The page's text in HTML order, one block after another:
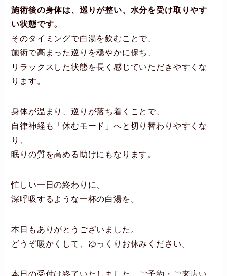
施術後の身体は、巡りが整い、水分を受け取りやす
い状態です。
そのタイミングで白湯を飲むことで、
施術で高まった巡りを穏やかに保ち、
リラックスした状態を長く感じていただきやすくな
ります。
身体が温まり、巡りが落ち着くことで、
自律神経も「休むモード」へと切り替わりやすくな
り、
眠りの質を高める助けにもなります。
忙しい一日の終わりに、
深呼吸するような一杯の白湯を。
本日もありがとうございました。
どうぞ暖かくして、ゆっくりお休みください。
本日の受付は終了いたしました。ご予約・ご来店い